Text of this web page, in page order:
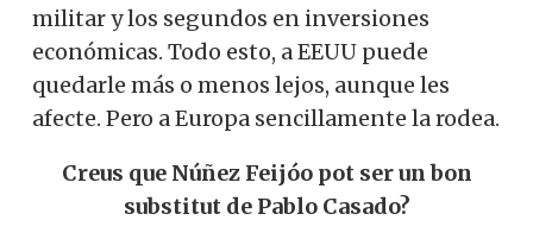
militar y los segundos en inversiones
económicas. Todo esto, a EEUU puede
quedarle más o menos lejos, aunque les
afecte. Pero a Europa sencillamente la rodea.
Creus que Núñez Feijóo pot ser un bon
substitut de Pablo Casado?